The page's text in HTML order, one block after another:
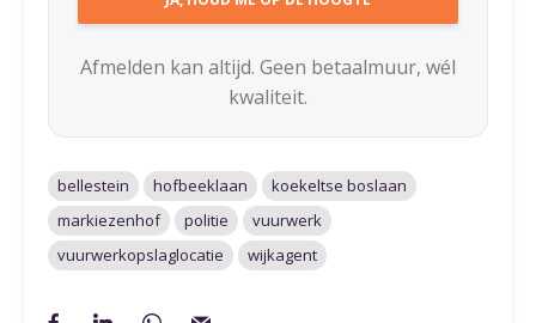
Afmelden kan altijd. Geen betaalmuur, wél
kwaliteit.
bellestein hofbeeklaan
koekeltse boslaan
markiezenhof
politie
vuurwerk
vuurwerkopslaglocatie
wijkagent